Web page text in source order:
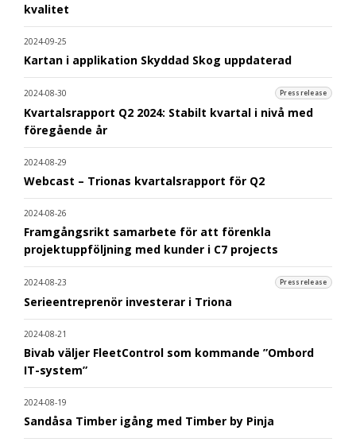
kvalitet
2024-09-25
Kartan i applikation Skyddad Skog uppdaterad
2024-08-30 Pressrelease
Kvartalsrapport Q2 2024: Stabilt kvartal i nivå med
föregående år
2024-08-29
Webcast – Trionas kvartalsrapport för Q2
2024-08-26
Framgångsrikt samarbete för att förenkla
projektuppföljning med kunder i C7 projects
2024-08-23 Pressrelease
Serieentreprenör investerar i Triona
2024-08-21
Bivab väljer FleetControl som kommande ”Ombord
IT-system”
2024-08-19
Sandåsa Timber igång med Timber by Pinja